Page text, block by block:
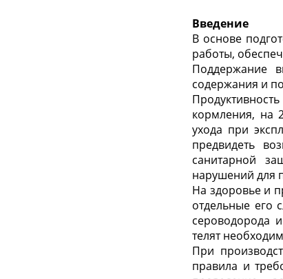
Введение
В основе
работы,
Поддержание
содержания и
кормления, на
ухода при
предвидеть
санитарной
нарушений для
На здоровье и
отдельные его
сероводорода
телят
При
правила и